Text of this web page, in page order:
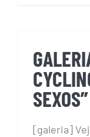
SEXOS”
[galeria]